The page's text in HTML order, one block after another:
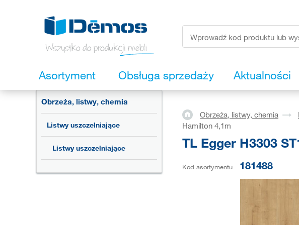
Asortyment Obsługa sprzedaży Aktualności
Obrzeża, listwy, chemia
Listwy uszczelniające
Listwy uszczelniające
Obrzeża, listwy, chemia
Hamilton 4,1m
TL Egger H3303
Kod asortymentu 181488